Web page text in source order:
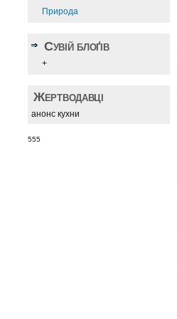
Природа
Сувій блоґів
+
Жертводавці
анонс кухни
555